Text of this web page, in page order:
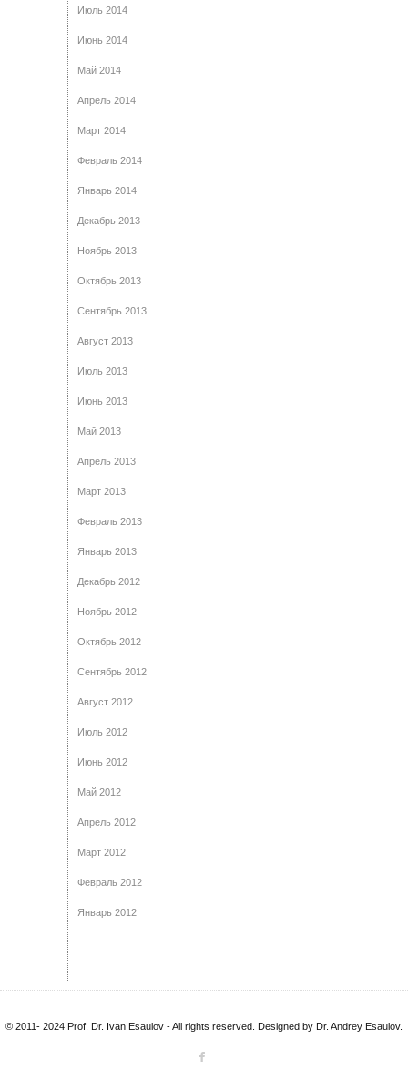
Июль 2014
Июнь 2014
Май 2014
Апрель 2014
Март 2014
Февраль 2014
Январь 2014
Декабрь 2013
Ноябрь 2013
Октябрь 2013
Сентябрь 2013
Август 2013
Июль 2013
Июнь 2013
Май 2013
Апрель 2013
Март 2013
Февраль 2013
Январь 2013
Декабрь 2012
Ноябрь 2012
Октябрь 2012
Сентябрь 2012
Август 2012
Июль 2012
Июнь 2012
Май 2012
Апрель 2012
Март 2012
Февраль 2012
Январь 2012
© 2011- 2024 Prof. Dr. Ivan Esaulov - All rights reserved. Designed by Dr. Andrey Esaulov.